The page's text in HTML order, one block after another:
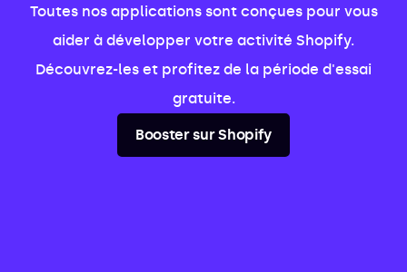
Toutes nos applications sont conçues pour vous
aider à développer votre activité Shopify.
Découvrez-les et profitez de la période d'essai
gratuite.
Booster sur Shopify